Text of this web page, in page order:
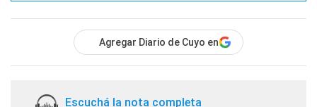
Agregar Diario de Cuyo en
Escuchá la nota completa